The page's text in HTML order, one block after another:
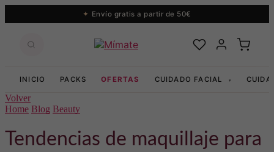
Envío gratis a partir de 50€
INICIO PACKS OFERTAS CUIDADO FACIAL ▾
Volver
Home Blog Beauty
Tendencias de maquillaje para